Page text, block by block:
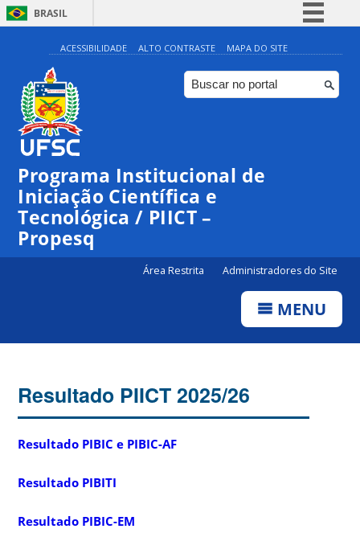
BRASIL
Simplifique!
Comunica BR
Participe
Canais
ACESSIBILIDADE ALTO CONTRASTE MAPA DO SITE
Programa Institucional de
Iniciação Científica e
Tecnológica / PIICT –
Propesq
Área Restrita Administradores do Site
MENU
Resultado PIICT 2025/26
Resultado PIBIC e PIBIC-AF
Resultado PIBITI
Resultado PIBIC-EM